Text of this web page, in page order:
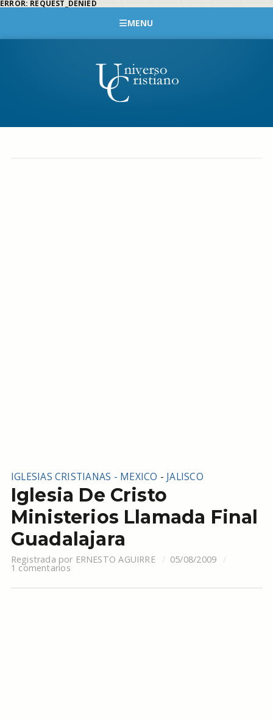
ERROR: REQUEST_DENIED
MENU
IGLESIAS CRISTIANAS - MEXICO - JALISCO
Iglesia De Cristo
Ministerios Llamada Final
Guadalajara
Registrada por ERNESTO AGUIRRE 05/08/2009
1 comentarios